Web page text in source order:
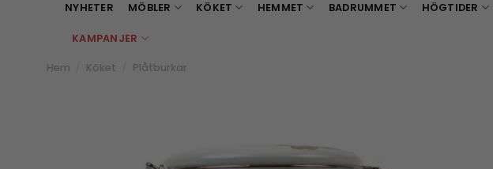
NYHETER MÖBLER KÖKET HEMMET BADRUMMET HÖGTIDER
KAMPANJER
Hem Köket Plåtburkar